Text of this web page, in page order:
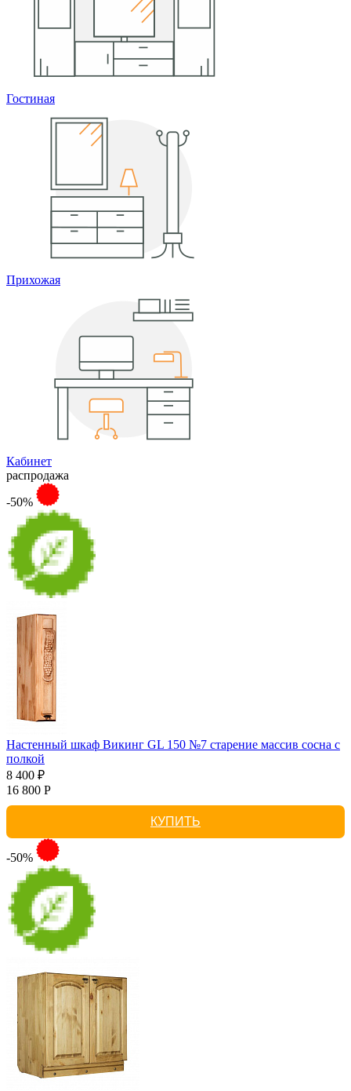
Гостиная
Прихожая
Кабинет
распродажа
-50%
Настенный шкаф Викинг GL 150 №7 старение массив сосна с
полкой
8 400 ₽
16 800 Р
КУПИТЬ
-50%